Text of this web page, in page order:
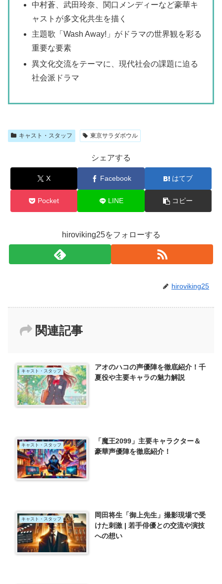
中村蒼、武田玲奈、関口メンディーなど豪華キ
ャストが多文化共生を描く
主題歌「Wash Away!」がドラマの世界観を彩る
重要な要素
異文化交流をテーマに、現代社会の課題に迫る
社会派ドラマ
キャスト・スタッフ 東京サラダボウル
シェアする
X Facebook はてブ
Pocket LINE コピー
hiroviking25をフォローする
hiroviking25
関連記事
キャスト・スタッフ
アオのハコの声優陣を徹底紹介！千
夏役や主要キャラの魅力解説
キャスト・スタッフ
「魔王2099」主要キャラクター＆
豪華声優陣を徹底紹介！
キャスト・スタッフ
岡田将生「御上先生」撮影現場で受
けた刺激 | 若手俳優との交流や演技
への想い